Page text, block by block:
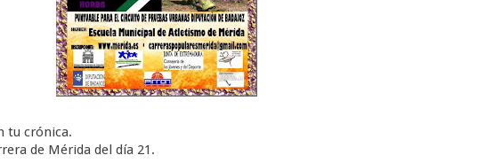
tu crónica.
de Mérida del día 21.